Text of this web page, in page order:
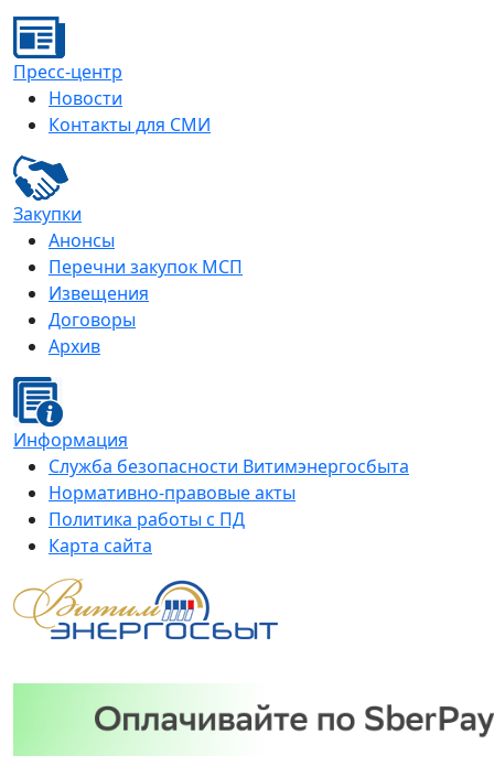
Пресс-центр
Новости
Контакты для СМИ
Закупки
Анонсы
Перечни закупок МСП
Извещения
Договоры
Архив
Информация
Служба безопасности Витимэнергосбыта
Нормативно-правовые акты
Политика работы с ПД
Карта сайта